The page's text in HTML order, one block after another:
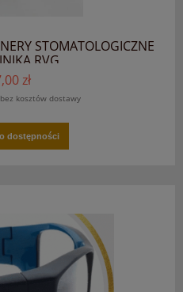
STOMATOLOGICZNE
RVG
zł
kosztów dostawy
dostępności